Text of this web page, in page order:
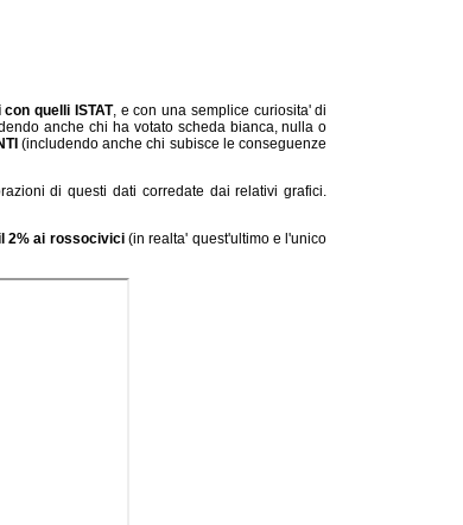
quelli ISTAT, e con una semplice curiosita' di
anche chi ha votato scheda bianca, nulla o
(includendo anche chi subisce le conseguenze
di questi dati corredate dai relativi grafici.
2% ai rossocivici(in realta' quest'ultimo e l'unico